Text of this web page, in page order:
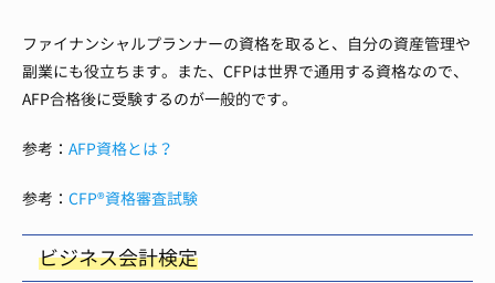
ファイナンシャルプランナーの資格を取ると、自分の資産管理や
副業にも役立ちます。また、CFPは世界で通用する資格なので、
AFP合格後に受験するのが一般的です。
参考： AFP資格とは？
参考： CFP®資格審査試験
ビジネス会計検定